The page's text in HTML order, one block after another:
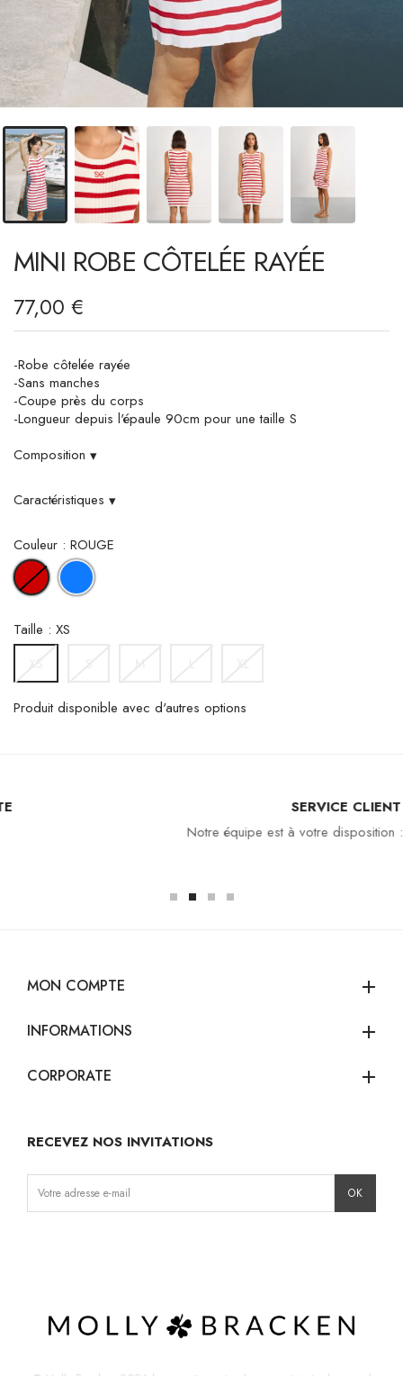
MINI ROBE CÔTELÉE RAYÉE
77,00 €
-Robe côtelée rayée
-Sans manches
-Coupe près du corps
-Longueur depuis l'épaule 90cm pour une taille S
Composition ▾
Caractéristiques ▾
Couleur : ROUGE
ROUGEBLEU
Taille : XS
Produit disponible avec d'autres options
Notre équipe est à votre disposition : 04 94 94 97 80
MON COMPTE add
INFORMATIONS add
CORPORATE add
RECEVEZ NOS INVITATIONS